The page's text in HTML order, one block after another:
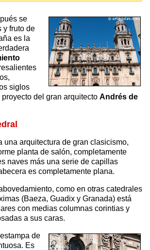
se
y fruto de
es la
siglos
del gran arquitecto Andrés de
una arquitectura de gran clasicismo,
planta de salón, completamente
naves más una serie de capillas
es completamente plana.
como en otras catedrales
(Baeza, Guadix y Granada) está
con medias columnas corintias y
a sus caras.
de
Es